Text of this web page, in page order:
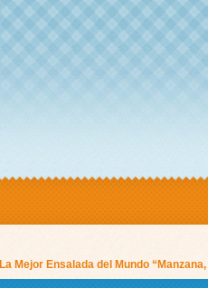
La Mejor Ensalada del Mundo